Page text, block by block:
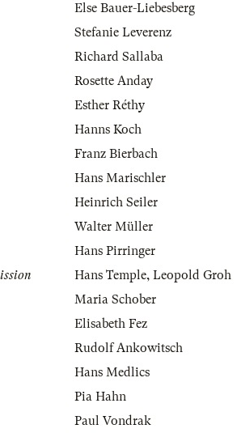
Else Bauer-Liebesberg
Stefanie Leverenz
Richard Sallaba
Rosette Anday
Esther Réthy
Hanns Koch
Franz Bierbach
Hans Marischler
Heinrich Seiler
Walter Müller
Hans Pirringer
Hans Temple, Leopold Groh
Maria Schober
Elisabeth Fez
Rudolf Ankowitsch
Hans Medlics
Pia Hahn
Paul Vondrak